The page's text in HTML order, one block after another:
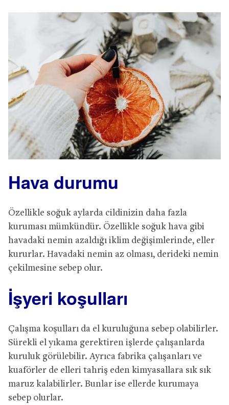
Hava durumu
Özellikle soğuk aylarda cildinizin daha fazla
kuruması mümkündür. Özellikle soğuk hava gibi
havadaki nemin azaldığı iklim değişimlerinde, eller
kururlar. Havadaki nemin az olması, derideki nemin
çekilmesine sebep olur.
İşyeri koşulları
Çalışma koşulları da el kuruluğuna sebep olabilirler.
Sürekli el yıkama gerektiren işlerde çalışanlarda
kuruluk görülebilir. Ayrıca fabrika çalışanları ve
kuaförler de elleri tahriş eden kimyasallara sık sık
maruz kalabilirler. Bunlar ise ellerde kurumaya
sebep olurlar.